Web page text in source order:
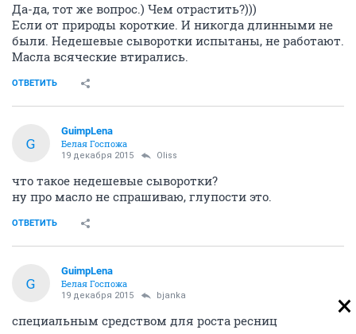
Да-да, тот же вопрос.) Чем отрастить?)))
Если от природы короткие. И никогда длинными не
были. Недешевые сыворотки испытаны, не работают.
Масла всяческие втирались.
ОТВЕТИТЬ
G
GuimpLena
Белая Госпожа
19 декабря 2015 Oliss
что такое недешевые сыворотки?
ну про масло не спрашиваю, глупости это.
ОТВЕТИТЬ
G
GuimpLena
Белая Госпожа
19 декабря 2015 bjanka
специальным средством для роста ресниц